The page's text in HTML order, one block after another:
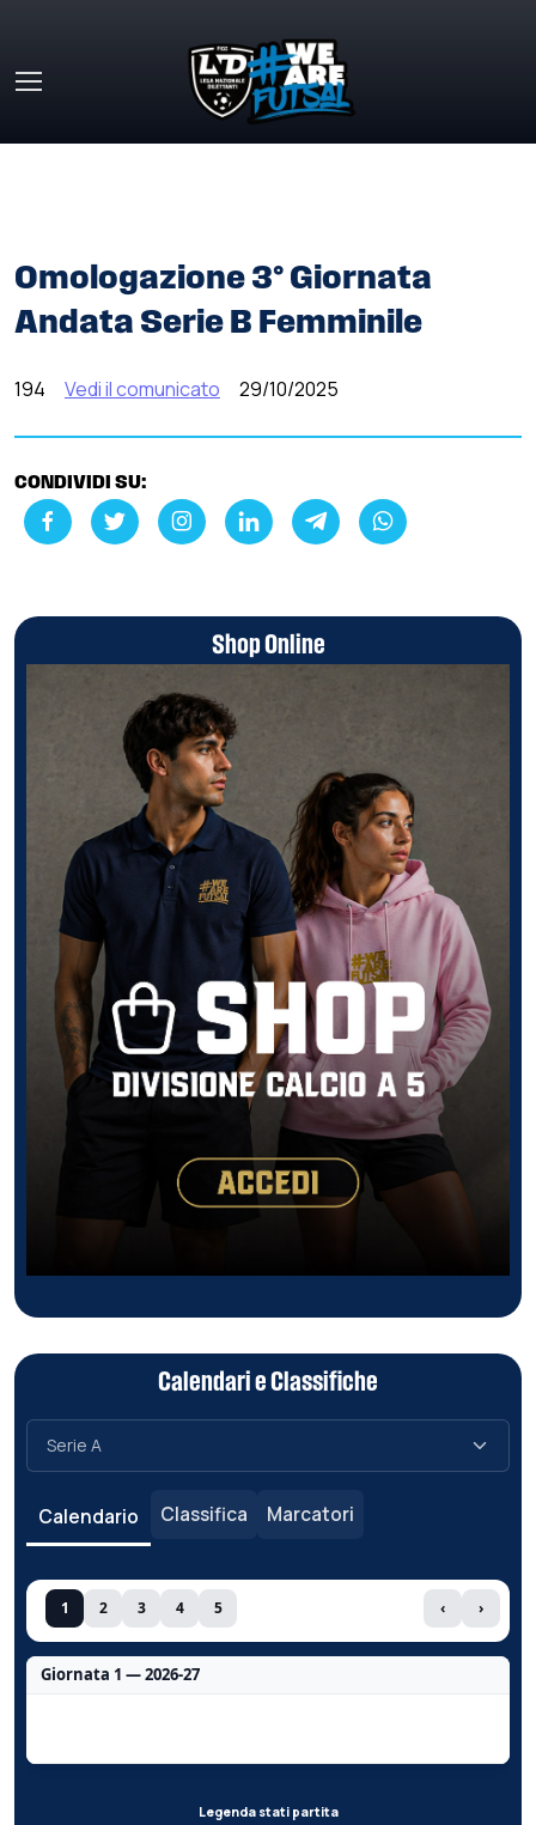
Omologazione 3° Giornata
Andata Serie B Femminile
194 Vedi il comunicato 29/10/2025
CONDIVIDI SU:
Shop Online
Calendari e Classifiche
Calendario Classifica Marcatori
1 2 3 4 5 ‹ ›
Giornata 1 — 2026-27
Legenda stati partita